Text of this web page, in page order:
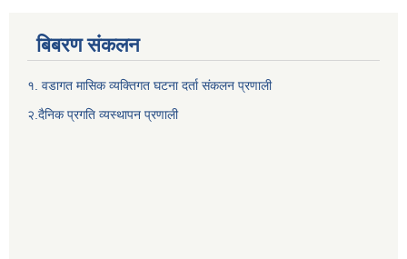
बिबरण संकलन
१. वडागत मासिक व्यक्तिगत घटना दर्ता संकलन प्रणाली
२.दैनिक प्रगति व्यस्थापन प्रणाली